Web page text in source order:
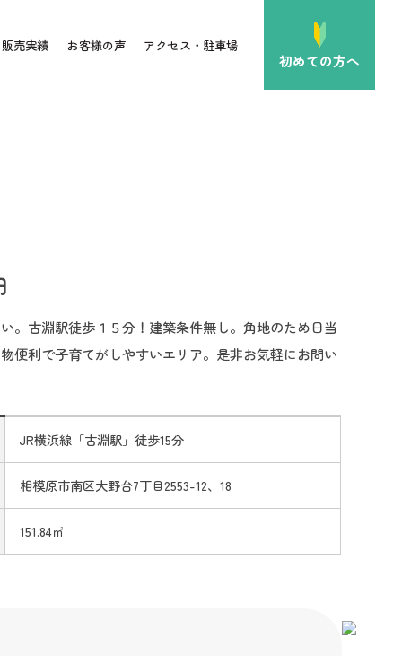
販売実績 お客様の声 アクセス・駐車場
初めての方へ
。古淵駅徒歩１５分！建築条件無し。角地のため日当
便利で子育てがしやすいエリア。是非お気軽にお問い
JR横浜線「古淵駅」徒歩15分
相模原市南区大野台7丁目2553-12、18
151.84㎡